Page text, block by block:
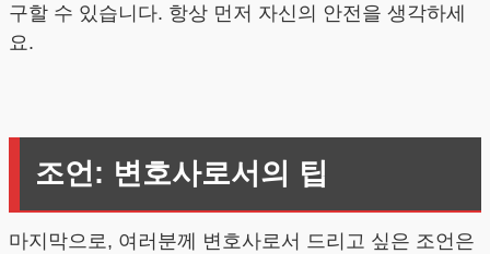
구할 수 있습니다. 항상 먼저 자신의 안전을 생각하세
요.
조언: 변호사로서의 팁
마지막으로, 여러분께 변호사로서 드리고 싶은 조언은